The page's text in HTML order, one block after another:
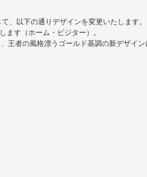
、以下の通りデザインを変更いたします。
ます（ホーム・ビジター）。
王者の風格漂うゴールド基調の新デザイン